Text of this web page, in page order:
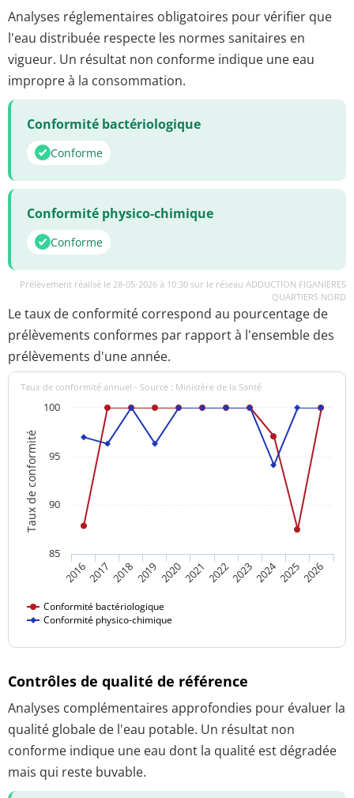
Analyses réglementaires obligatoires pour vérifier que
l'eau distribuée respecte les normes sanitaires en
vigueur. Un résultat non conforme indique une eau
impropre à la consommation.
Conformité bactériologique
Conforme
Conformité physico-chimique
Conforme
Prélèvement réalisé le 28-05-2026 à 10:30 sur le réseau ADDUCTION FIGANIERES
QUARTIERS NORD
Le taux de conformité correspond au pourcentage de
prélèvements conformes par rapport à l'ensemble des
prélèvements d'une année.
Taux de conformité
Taux de conformité annuel - Source : Ministère de la Santé
Conformité bactériologique
Conformité physico-chimique
20162017 201820192020202120222023202420252026
85
90
95
100
Contrôles de qualité de référence
Analyses complémentaires approfondies pour évaluer la
qualité globale de l'eau potable. Un résultat non
conforme indique une eau dont la qualité est dégradée
mais qui reste buvable.